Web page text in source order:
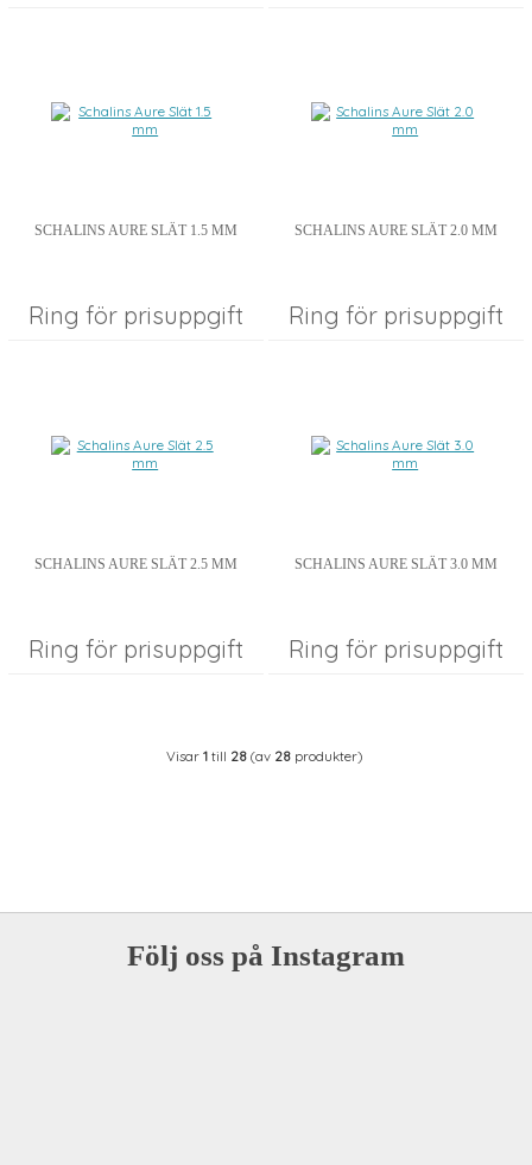
SCHALINS AURE SLÄT 1.5 MM
Ring för prisuppgift
SCHALINS AURE SLÄT 2.0 MM
Ring för prisuppgift
SCHALINS AURE SLÄT 2.5 MM
Ring för prisuppgift
SCHALINS AURE SLÄT 3.0 MM
Ring för prisuppgift
Visar 1till 28(av 28produkter)
Följ oss på Instagram